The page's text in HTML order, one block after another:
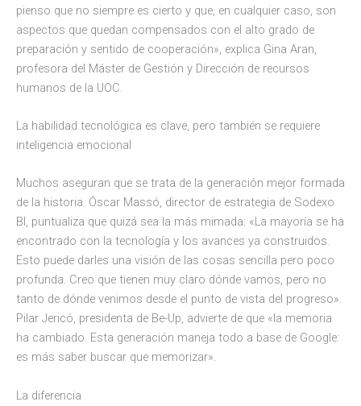
pienso que no siempre es cierto y que, en cualquier caso, son
aspectos que quedan compensados con el alto grado de
preparación y sentido de cooperación», explica Gina Aran,
profesora del Máster de Gestión y Dirección de recursos
humanos de la UOC.
La habilidad tecnológica es clave, pero también se requiere
inteligencia emocional
Muchos aseguran que se trata de la generación mejor formada
de la historia. Óscar Massó, director de estrategia de Sodexo
BI, puntualiza que quizá sea la más mimada: «La mayoría se ha
encontrado con la tecnología y los avances ya construidos.
Esto puede darles una visión de las cosas sencilla pero poco
profunda. Creo que tienen muy claro dónde vamos, pero no
tanto de dónde venimos desde el punto de vista del progreso».
Pilar Jericó, presidenta de Be-Up, advierte de que «la memoria
ha cambiado. Esta generación maneja todo a base de Google:
es más saber buscar que memorizar».
La diferencia